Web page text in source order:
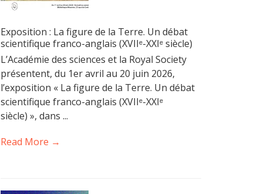
Exposition : La figure de la Terre. Un débat
scientifique franco-anglais (XVIIᵉ-XXIᵉ siècle)
L’Académie des sciences et la Royal Society
présentent, du 1er avril au 20 juin 2026,
l’exposition « La figure de la Terre. Un débat
scientifique franco-anglais (XVIIᵉ-XXIᵉ
siècle) », dans ...
Read More →